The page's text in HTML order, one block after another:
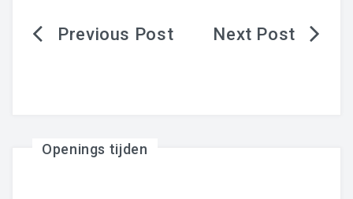
BEAUTY
Berichtnavigatie
Openings tijden